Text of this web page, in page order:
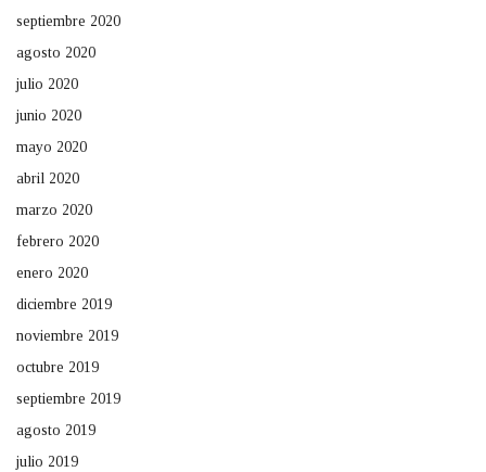
septiembre 2020
agosto 2020
julio 2020
junio 2020
mayo 2020
abril 2020
marzo 2020
febrero 2020
enero 2020
diciembre 2019
noviembre 2019
octubre 2019
septiembre 2019
agosto 2019
julio 2019